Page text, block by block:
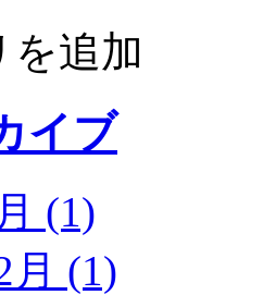
を追加
イブ
(1)
月 (1)